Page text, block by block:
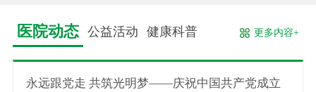
医院动态 公益活动 健康科普 更多内容+
永远跟党走 共筑光明梦——庆祝中国共产党成立